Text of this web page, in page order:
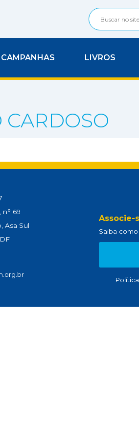
CAMPANHAS LIVROS
n° 69
Asa Sul
Associe-
Saiba